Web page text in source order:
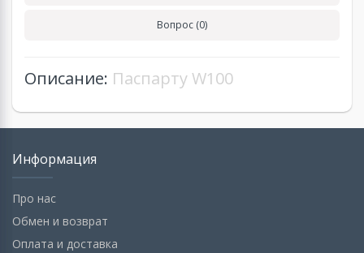
Вопрос (0)
Описание: Паспарту W100
Информация
Про нас
Обмен и возврат
Оплата и доставка